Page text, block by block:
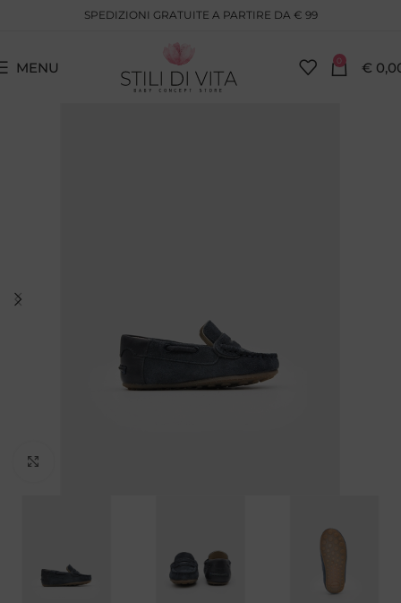
SPEDIZIONI GRATUITE A PARTIRE DA € 99
MENU 0 €